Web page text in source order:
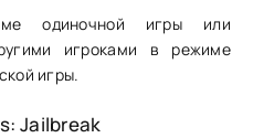
одиночной игры или
игроками в режиме
игры.
Jailbreak